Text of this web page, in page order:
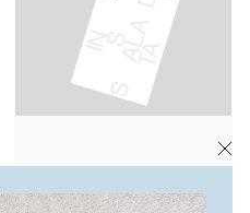
LUCA TREVISANI